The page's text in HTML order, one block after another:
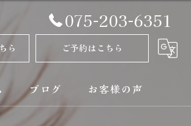
075-203-6351
ら ご予約はこちら
ブログ お客様の声